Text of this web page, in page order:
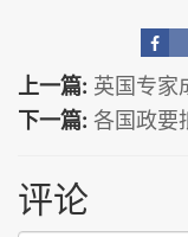
上一篇: 英国专家
下一篇: 各国政要
评论